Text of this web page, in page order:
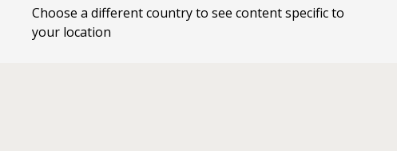
Choose a different country to see content specific to
your location